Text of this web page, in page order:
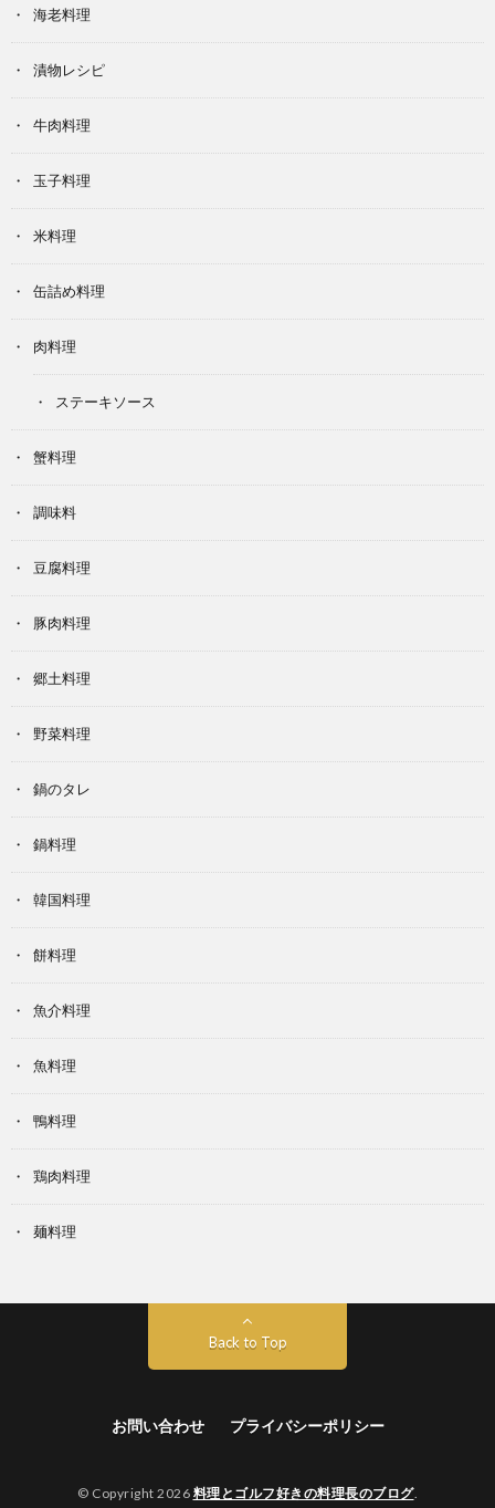
海老料理
漬物レシピ
牛肉料理
玉子料理
米料理
缶詰め料理
肉料理
ステーキソース
蟹料理
調味料
豆腐料理
豚肉料理
郷土料理
野菜料理
鍋のタレ
鍋料理
韓国料理
餅料理
魚介料理
魚料理
鴨料理
鶏肉料理
麺料理
Back to Top
お問い合わせ プライバシーポリシー
© Copyright 2026 料理とゴルフ好きの料理長のブログ.